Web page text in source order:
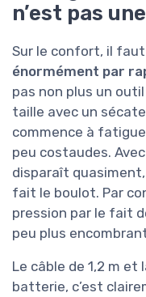
n’est pas
Sur le confort, il
énormément par
pas non plus un
taille avec un
commence à
peu costaudes.
disparaît
fait le boulot. Par
pression par le fait
peu plus
Le câble de 1,2 m
batterie, c’est